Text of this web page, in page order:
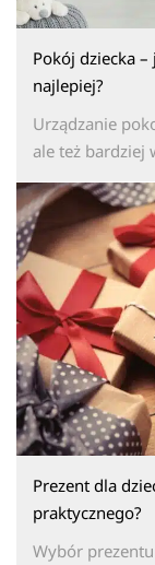
Pokój dziecka
najlepiej?
Urządzanie
ale też bardziej
Prezent dla
praktycznego?
Wybór